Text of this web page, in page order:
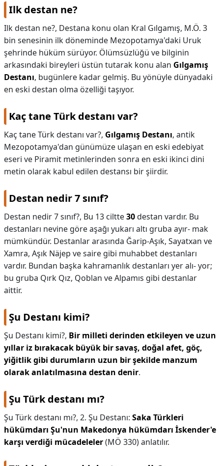
Ilk destan ne?
Ilk destan ne?, Destana konu olan Kral Gılgamış, M.Ö. 3
bin senesinin ilk döneminde Mezopotamya'daki Uruk
şehrinde hüküm sürüyor. Ölümsüzlüğü ve bilginin
arkasındaki bireyleri üstün tutarak konu alan Gılgamış
Destanı, bugünlere kadar gelmiş. Bu yönüyle dünyadaki
en eski destan olma özelliği taşıyor.
Kaç tane Türk destanı var?
Kaç tane Türk destanı var?, Gılgamış Destanı, antik
Mezopotamya'dan günümüze ulaşan en eski edebiyat
eseri ve Piramit metinlerinden sonra en eski ikinci dini
metin olarak kabul edilen destansı bir şiirdir.
Destan nedir 7 sınıf?
Destan nedir 7 sınıf?, Bu 13 ciltte30destan vardır. Bu
destanları nevine göre aşağı yukarı altı gruba ayır- mak
mümkündür. Destanlar arasında Ğarip-Aşık, Sayatxan ve
Xamra, Aşık Näjep ve saire gibi muhabbet destanları
vardır. Bundan başka kahramanlık destanları yer alı- yor;
bu gruba Qırk Qız, Qoblan ve Alpamıs gibi destanlar
aittir.
Şu Destanı kimi?
Şu Destanı kimi?, Bir milleti derinden etkileyen ve uzun
yıllar iz bırakacak büyük bir savaş, doğal afet, göç,
yiğitlik gibi durumların uzun bir şekilde manzum
olarak anlatılmasına destan denir.
Şu Türk destanı mı?
Şu Türk destanı mı?, 2. Şu Destanı: Saka Türkleri
hükümdarı Şu'nun Makedonya hükümdarı İskender'e
karşı verdiği mücadeleler(MÖ 330) anlatılır.